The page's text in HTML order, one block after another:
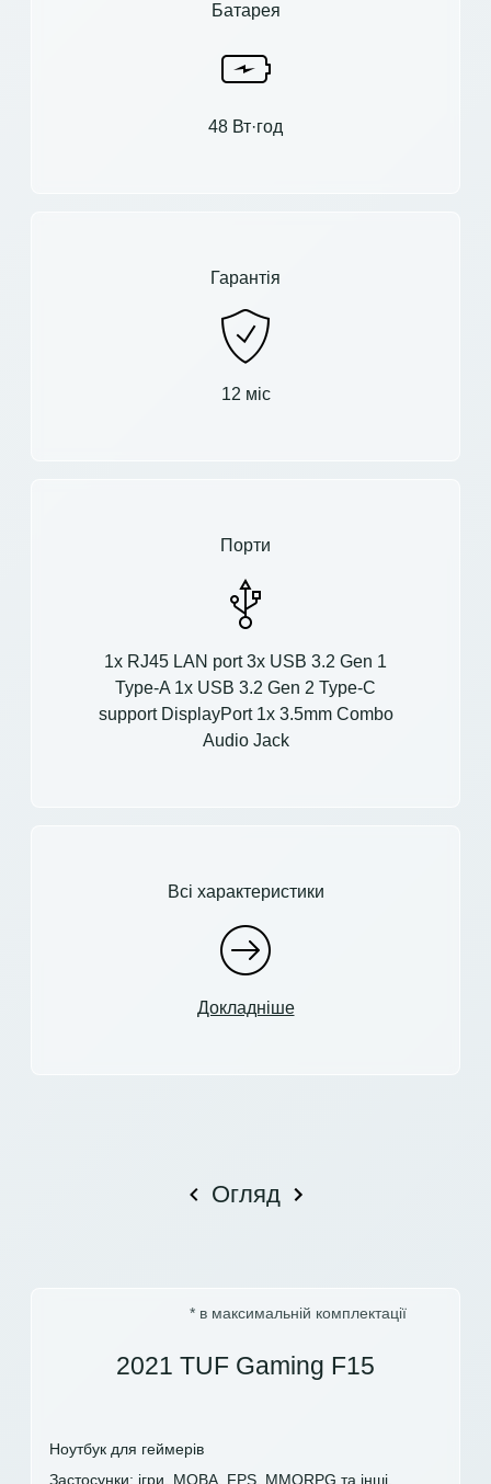
Батарея
48 Вт·год
Гарантія
12 міс
Порти
1x RJ45 LAN port 3x USB 3.2 Gen 1
Type-A 1x USB 3.2 Gen 2 Type-C
support DisplayPort 1x 3.5mm Combo
Audio Jack
Всі характеристики
Докладніше
Огляд
* в максимальній комплектації
2021 TUF Gaming F15
Ноутбук для геймерів
Застосунки: ігри, MOBA, FPS, MMORPG та інші.